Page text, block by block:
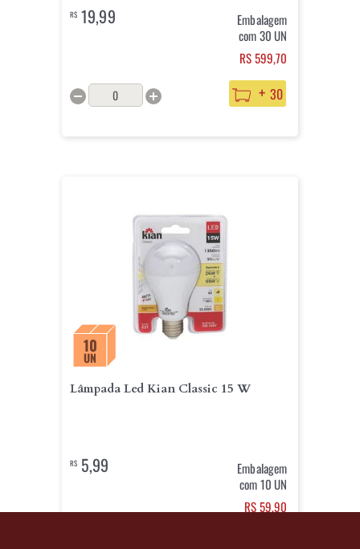
R$19,99
Embalagem
com 30 UN
RS 599,70
+ 30
10
UN
Lâmpada Led Kian Classic 15 W
R$5,99
Embalagem
com 10 UN
RS 59,90